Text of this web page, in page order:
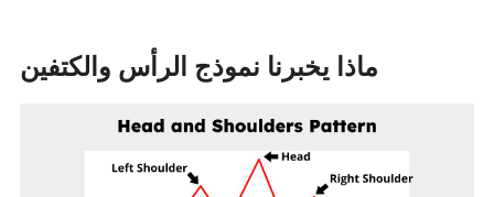
ماذا يخبرنا نموذج الرأس والكتفين